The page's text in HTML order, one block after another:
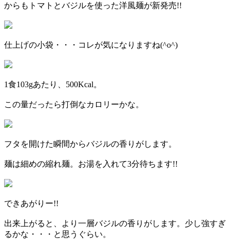
からもトマトとバジルを使った洋風麺が新発売!!
仕上げの小袋・・・コレが気になりますね(^o^)
1食103gあたり、500Kcal。
この量だったら打倒なカロリーかな。
フタを開けた瞬間からバジルの香りがします。
麺は細めの縮れ麺。お湯を入れて3分待ちます!!
できあがりー!!
出来上がると、より一層バジルの香りがします。少し強すぎ
るかな・・・と思うぐらい。